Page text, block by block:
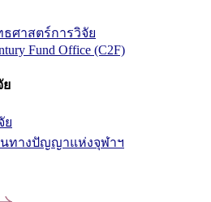
ศาสตร์การวิจัย
Fund Office (C2F)
ย
ย
ทางปัญญาแห่งจุฬาฯ